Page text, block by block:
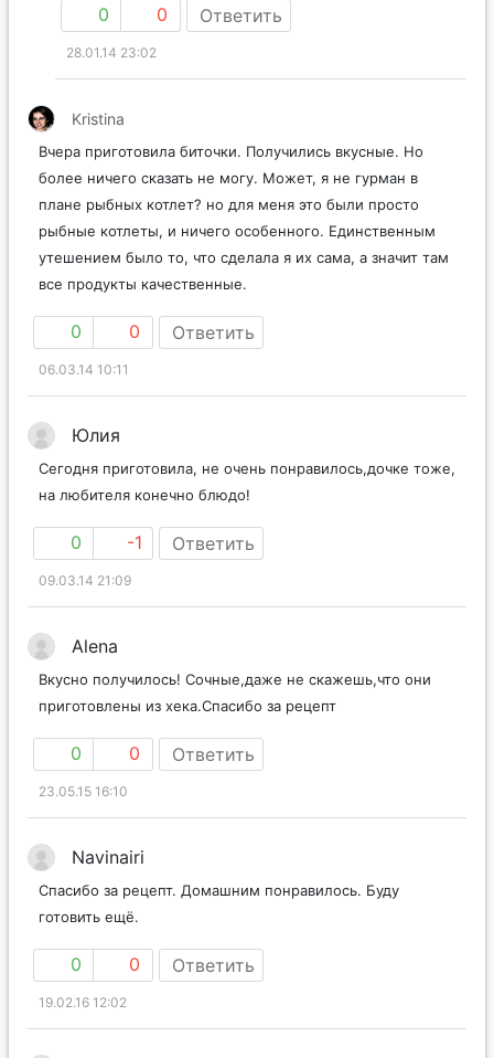
0 0 Ответить
28.01.14 23:02
Kristina
Вчера приготовила биточки. Получились вкусные. Но
более ничего сказать не могу. Может, я не гурман в
плане рыбных котлет? но для меня это были просто
рыбные котлеты, и ничего особенного. Единственным
утешением было то, что сделала я их сама, а значит там
все продукты качественные.
0 0 Ответить
06.03.14 10:11
Юлия
Сегодня приготовила, не очень понравилось,дочке тоже,
на любителя конечно блюдо!
0 -1 Ответить
09.03.14 21:09
Alena
Вкусно получилось! Сочные,даже не скажешь,что они
приготовлены из хека.Спасибо за рецепт
0 0 Ответить
23.05.15 16:10
Navinairi
Спасибо за рецепт. Домашним понравилось. Буду
готовить ещё.
0 0 Ответить
19.02.16 12:02